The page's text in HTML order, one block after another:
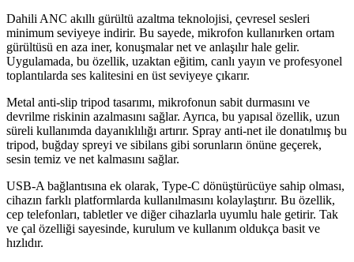
Dahili ANC akıllı gürültü azaltma teknolojisi, çevresel sesleri
minimum seviyeye indirir. Bu sayede, mikrofon kullanırken ortam
gürültüsü en aza iner, konuşmalar net ve anlaşılır hale gelir.
Uygulamada, bu özellik, uzaktan eğitim, canlı yayın ve profesyonel
toplantılarda ses kalitesini en üst seviyeye çıkarır.
Metal anti-slip tripod tasarımı, mikrofonun sabit durmasını ve
devrilme riskinin azalmasını sağlar. Ayrıca, bu yapısal özellik, uzun
süreli kullanımda dayanıklılığı artırır. Spray anti-net ile donatılmış bu
tripod, buğday spreyi ve sibilans gibi sorunların önüne geçerek,
sesin temiz ve net kalmasını sağlar.
USB-A bağlantısına ek olarak, Type-C dönüştürücüye sahip olması,
cihazın farklı platformlarda kullanılmasını kolaylaştırır. Bu özellik,
cep telefonları, tabletler ve diğer cihazlarla uyumlu hale getirir. Tak
ve çal özelliği sayesinde, kurulum ve kullanım oldukça basit ve
hızlıdır.